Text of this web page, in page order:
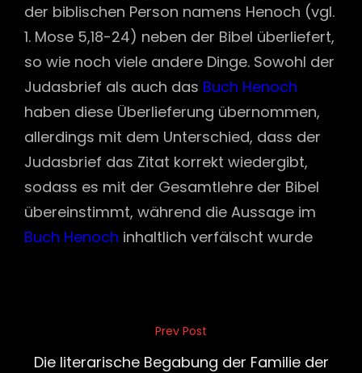
der biblischen Person namens Henoch (vgl.
1. Mose 5,18-24) neben der Bibel überliefert,
so wie noch viele andere Dinge. Sowohl der
Judasbrief als auch das Buch Henoch
haben diese Überlieferung übernommen,
allerdings mit dem Unterschied, dass der
Judasbrief das Zitat korrekt wiedergibt,
sodass es mit der Gesamtlehre der Bibel
übereinstimmt, während die Aussage im
Buch Henoch inhaltlich verfälscht wurde
Beitragsnavigation
Post
Prev Post
Die literarische Begabung der Familie der